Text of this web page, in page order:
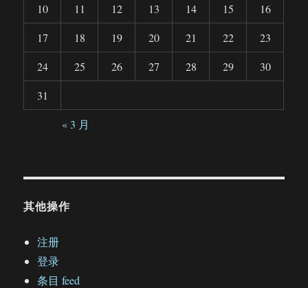
10
11 12 13 14 15
16
17
18 19 20 21 22
23
24
25 26 27 28 29
30
31
« 3 月
其他操作
注册
登录
条目 feed